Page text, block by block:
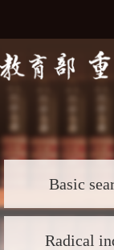
Basic
Radical